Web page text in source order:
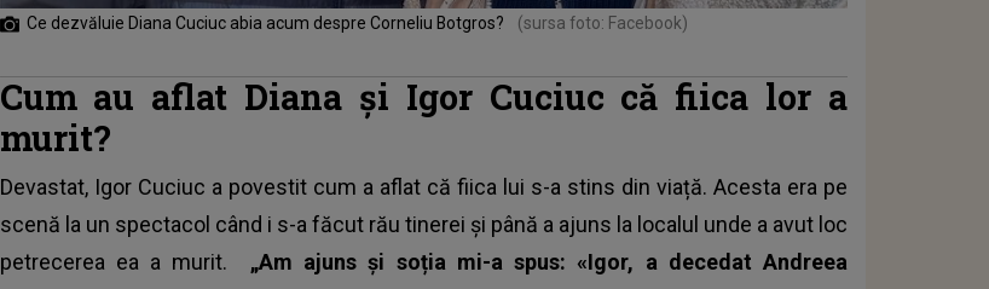
Ce dezvăluie Diana Cuciuc abia acum despre Corneliu Botgros? (sursa foto: Facebook)
Cum au aflat Diana și Igor Cuciuc că fiica lor a
murit?
Devastat, Igor Cuciuc a povestit cum a aflat că fiica lui s-a stins din viață. Acesta era pe
scenă la un spectacol când i s-a făcut rău tinerei și până a ajuns la localul unde a avut loc
petrecerea ea a murit. „Am ajuns și soția mi-a spus: «Igor, a decedat Andreea